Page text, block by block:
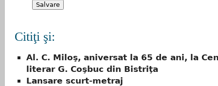
Citiţi şi:
Al. C. Miloş, aniversat la 65 de ani, la
literar G. Coşbuc din Bistriţa
Lansare scurt-metraj